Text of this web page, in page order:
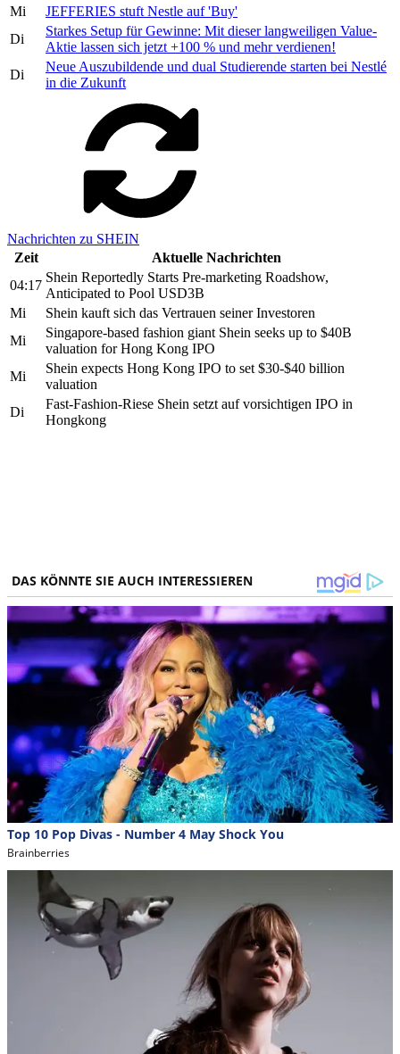
Mi
JEFFERIES stuft Nestle auf 'Buy'
Di
Starkes Setup für Gewinne: Mit dieser langweiligen Value-
Aktie lassen sich jetzt +100 % und mehr verdienen!
Di
Neue Auszubildende und dual Studierende starten bei Nestlé
in die Zukunft
Nachrichten zu SHEIN
Zeit
Aktuelle Nachrichten
04:17
Shein Reportedly Starts Pre-marketing Roadshow,
Anticipated to Pool USD3B
Mi
Shein kauft sich das Vertrauen seiner Investoren
Mi
Singapore-based fashion giant Shein seeks up to $40B
valuation for Hong Kong IPO
Mi
Shein expects Hong Kong IPO to set $30-$40 billion
valuation
Di
Fast-Fashion-Riese Shein setzt auf vorsichtigen IPO in
Hongkong